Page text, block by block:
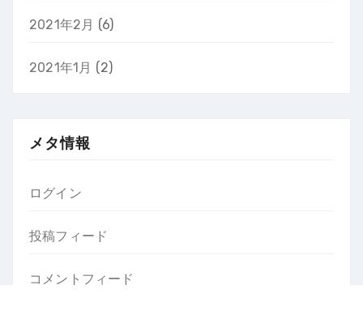
2021年2月 (6)
2021年1月 (2)
メタ情報
ログイン
投稿フィード
コメントフィード